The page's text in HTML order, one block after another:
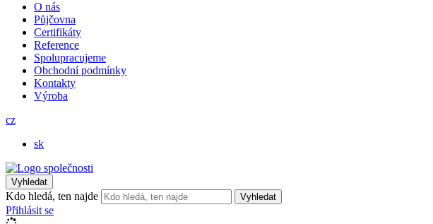
O nás
Půjčovna
Certifikáty
Reference
Spolupracujeme
Obchodní podmínky
Kontakty
Výroba
cz
sk
Vyhledat
Kdo hledá, ten najde Vyhledat
Přihlásit se